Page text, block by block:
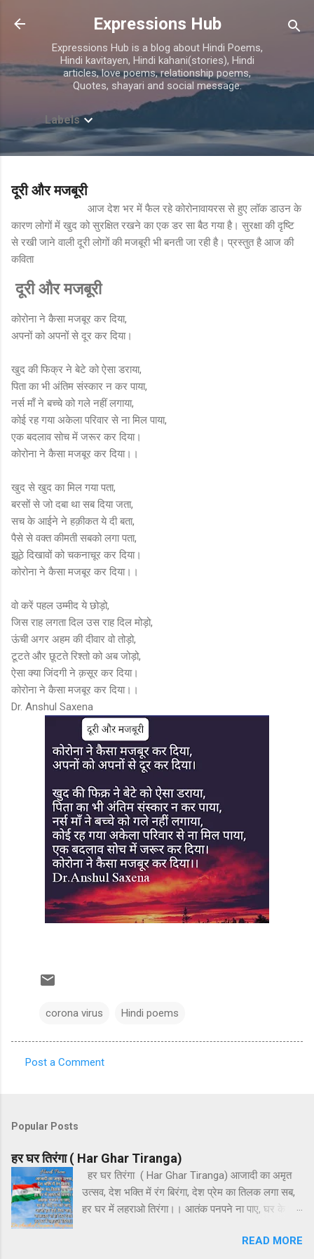
Skip to main content
Expressions Hub
Expressions Hub is a blog about Hindi Poems,
Hindi kavitayen, Hindi kahani(stories), Hindi
articles, love poems, relationship poems,
Quotes, shayari and social message.
Labels
दूरी और मजबूरी
आज देश भर में फैल रहे कोरोनावायरस से हुए लॉक डाउन के
कारण लोगों में खुद को सुरक्षित रखने का एक डर सा बैठ गया है। सुरक्षा की दृष्टि
से रखी जाने वाली दूरी लोगों की मजबूरी भी बनती जा रही है। प्रस्तुत है आज की
कविता
दूरी और मजबूरी
कोरोना ने कैसा मजबूर कर दिया,
अपनों को अपनों से दूर कर दिया।
खुद की फिक्र ने बेटे को ऐसा डराया,
पिता का भी अंतिम संस्कार न कर पाया,
नर्स माँ ने बच्चे को गले नहीं लगाया,
कोई रह गया अकेला परिवार से ना मिल पाया,
एक बदलाव सोच में जरूर कर दिया।
कोरोना ने कैसा मजबूर कर दिया।।
खुद से खुद का मिल गया पता,
बरसों से जो दबा था सब दिया जता,
सच के आईने ने हक़ीकत ये दी बता,
पैसे से वक्त कीमती सबको लगा पता,
झूठे दिखावों को चकनाचूर कर दिया।
कोरोना ने कैसा मजबूर कर दिया।।
वो करें पहल उम्मीद ये छोड़ो,
जिस राह लगता दिल उस राह दिल मोड़ो,
ऊंची अगर अहम की दीवार वो तोड़ो,
टूटते और छूटते रिश्तो को अब जोड़ो,
ऐसा क्या जिंदगी ने क़सूर कर दिया।
कोरोना ने कैसा मजबूर कर दिया।।
Dr. Anshul Saxena
corona virus Hindi poems
m
e
n
t
s
Post a Comment
Popular Posts
हर घर तिरंगा ( Har Ghar Tiranga)
हर घर तिरंगा ( Har Ghar Tiranga) आजादी का अमृत
उत्सव, देश भक्ति में रंग बिरंगा, देश प्रेम का तिलक लगा सब,
हर घर में लहराओ तिरंगा।। आतंक पनपने ना पाए, घर के भेदी
दंगा। हर घर में लहराओ तिरंगा।। हर अतिथि का होREAD MORE